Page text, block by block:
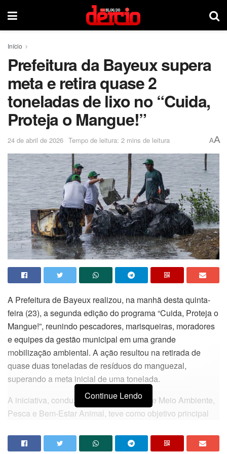
Início
Prefeitura da Bayeux supera
meta e retira quase 2
toneladas de lixo no “Cuida,
Proteja o Mangue!”
24 de abril de 2026 Tempo de leitura: 2 mins de leitura AA
A Prefeitura de Bayeux realizou, na manhã desta quinta-
feira (23), a segunda edição do programa “Cuida, Proteja o
Mangue!”, reunindo pescadores, marisqueiras, moradores
e equipes da gestão municipal em uma grande
mobilização ambiental. A ação resultou na retirada de
quase duas toneladas de resíduos do manguezal,
superando a meta inicial de uma tonelada.
A iniciativa, conduzida pela Secretaria de Meio Ambiente,
Pesca e Bem-Estar Animal, teve como objetivo principal
ecossistemas mais importantes da cidade. A atividade
Continue Lendo